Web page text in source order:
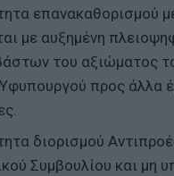
επανακαθορισμού
με αυξημένη
του αξιώματος
προς άλλα
διορισμού
Συμβουλίου και μη